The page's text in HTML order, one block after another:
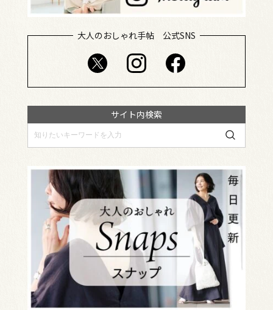
大人のおしゃれ手帖 公式SNS
サイト内検索